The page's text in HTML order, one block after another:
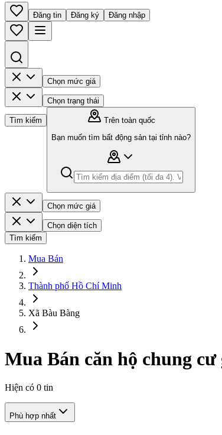
Đăng tin Đăng ký Đăng nhập
Chọn mức giá
Chọn trạng thái
Tìm kiếm
Trên toàn quốc
Bạn muốn tìm bất động sản tại tỉnh nào?
Chọn mức giá
Chọn diện tích
Tìm kiếm
Mua Bán
Thành phố Hồ Chí Minh
Xã Bàu Bàng
Mua Bán căn hộ chung
Hiện có 0 tin
Phù hợp nhất